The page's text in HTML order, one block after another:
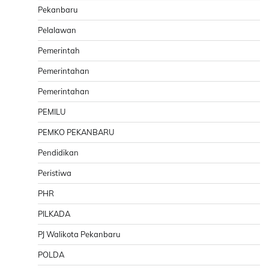
Pekanbaru
Pelalawan
Pemerintah
Pemerintahan
Pemerintahan
PEMILU
PEMKO PEKANBARU
Pendidikan
Peristiwa
PHR
PILKADA
PJ Walikota Pekanbaru
POLDA